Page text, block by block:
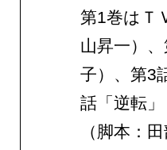
第1巻はＴ
山昇一）
子）、第3
話「逆転
（脚本：